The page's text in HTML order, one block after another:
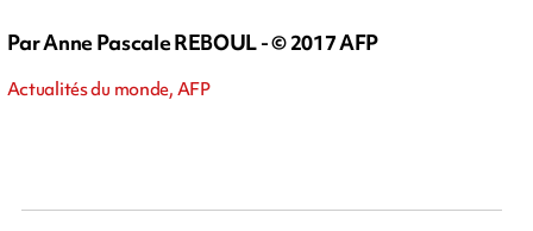
Par Anne Pascale REBOUL - © 2017 AFP
Actualités du monde, AFP